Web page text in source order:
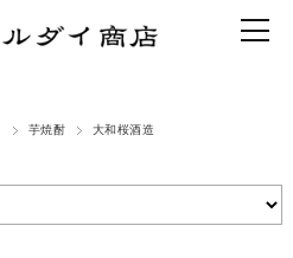
芋焼酎 大和桜酒造